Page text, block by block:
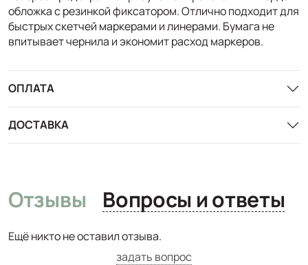
обложка с резинкой фиксатором. Отлично подходит для
быстрых скетчей маркерами и линерами. Бумага не
впитывает чернила и экономит расход маркеров.
ОПЛАТА
ДОСТАВКА
Отзывы Вопросы и ответы
Ещё никто не оставил отзыва.
задать вопрос